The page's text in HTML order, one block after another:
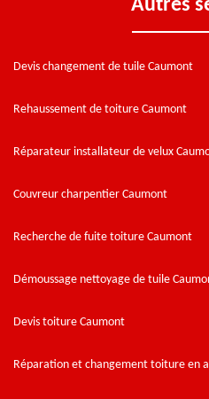
Autres
Devis changement de tuile Caumont
Rehaussement de toiture Caumont
Réparateur installateur de velux
Couvreur charpentier Caumont
Recherche de fuite toiture Caumont
Démoussage nettoyage de tuile
Devis toiture Caumont
Réparation et changement toiture en